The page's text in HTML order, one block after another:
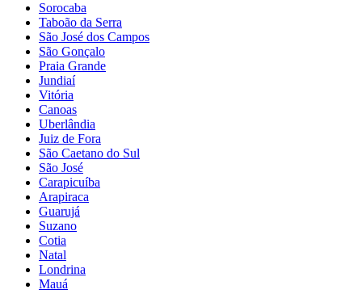
Sorocaba
Taboão da Serra
São José dos Campos
São Gonçalo
Praia Grande
Jundiaí
Vitória
Canoas
Uberlândia
Juiz de Fora
São Caetano do Sul
São José
Carapicuíba
Arapiraca
Guarujá
Suzano
Cotia
Natal
Londrina
Mauá